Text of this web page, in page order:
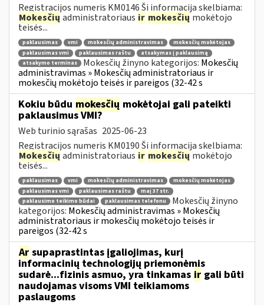
Registracijos numeris KM0146 Ši informacija skelbiama:
Mokesčių administratoriaus ir mokesčių mokėtojo
teisės...
paklausimas vmi mokesčių administravimas
mokesčių mokėtojas
paklausimas vmi
paklausimas raštu
atsakymas į paklausimą
atsakymo terminas
Mokesčių žinyno kategorijos: Mokesčių
administravimas » Mokesčių administratoriaus ir
mokesčių mokėtojo teisės ir pareigos (32-42 s
Kokiu būdu mokesčių mokėtojai gali pateikti
paklausimus VMI?
Web turinio sąrašas 2025-06-23
Registracijos numeris KM0190 Ši informacija skelbiama:
Mokesčių administratoriaus ir mokesčių mokėtojo
teisės...
paklausimas vmi mokesčių administravimas
mokesčių mokėtojas
paklausimas vmi
paklausimas raštu
maį 37 str.
paklausimo teikimo būdai
paklausimas telefonu
Mokesčių žinyno
kategorijos: Mokesčių administravimas » Mokesčių
administratoriaus ir mokesčių mokėtojo teisės ir
pareigos (32-42 s
Ar supaprastintas įgaliojimas, kurį
informacinių technologijų priemonėmis
sudarė...fizinis asmuo, yra tinkamas ir gali būti
naudojamas visoms VMI teikiamoms
paslaugoms